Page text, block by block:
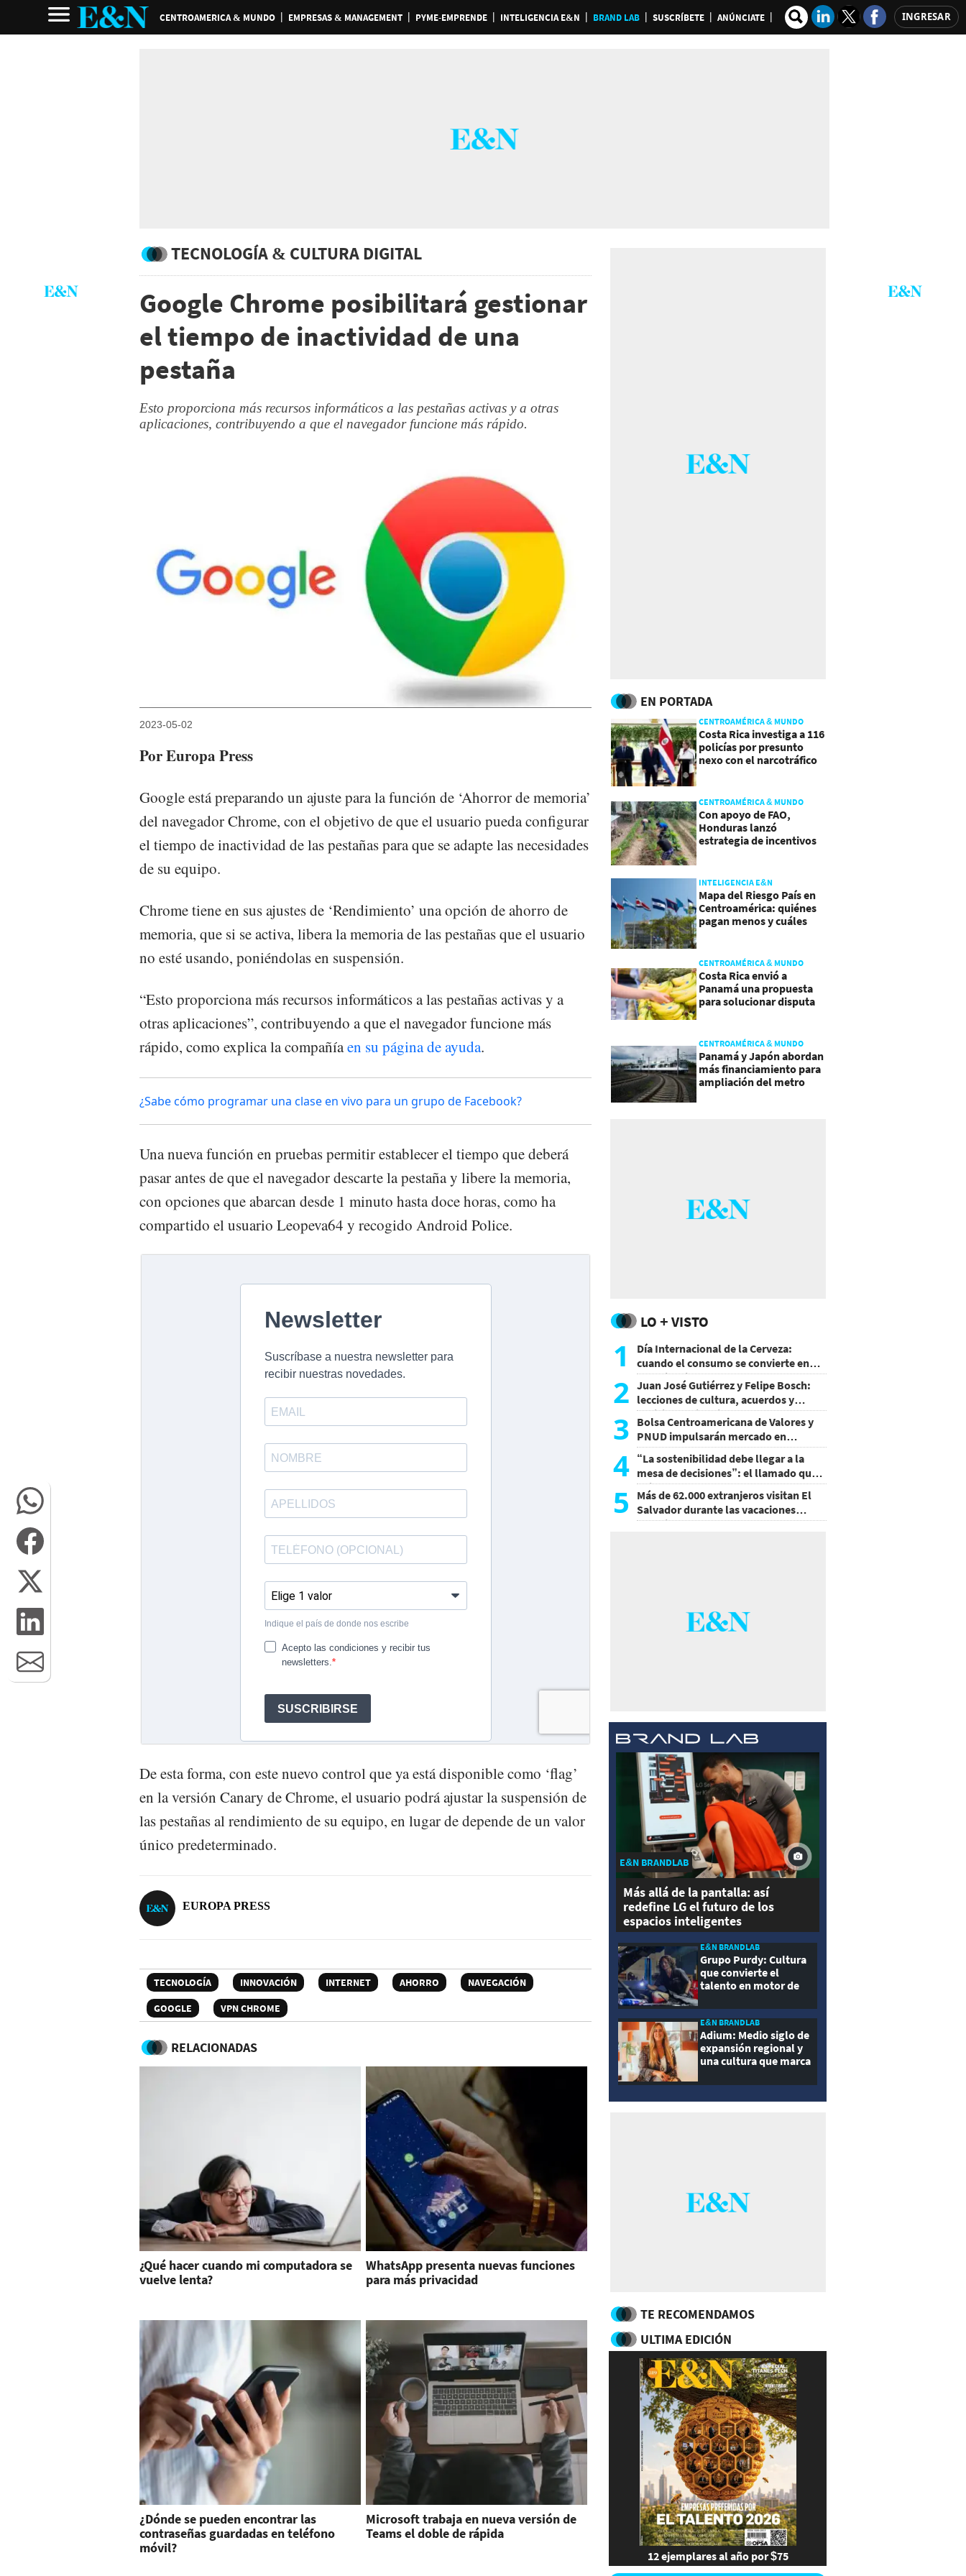
CENTROAMERICA & MUNDO EMPRESAS & MANAGEMENT PYME-EMPRENDE INTELIGENCIA E&N BRAND LAB SUSCRÍBETE ANÚNCIATE INGRESAR
TECNOLOGÍA & CULTURA DIGITAL
Google Chrome posibilitará gestionar
el tiempo de inactividad de una
pestaña
Esto proporciona más recursos informáticos a las pestañas activas y a otras
aplicaciones, contribuyendo a que el navegador funcione más rápido.
2023-05-02
Por Europa Press
Google está preparando un ajuste para la función de ‘Ahorror de memoria’
del navegador Chrome, con el objetivo de que el usuario pueda configurar
el tiempo de inactividad de las pestañas para que se adapte las necesidades
de su equipo.
Chrome tiene en sus ajustes de ‘Rendimiento’ una opción de ahorro de
memoria, que si se activa, libera la memoria de las pestañas que el usuario
no esté usando, poniéndolas en suspensión.
“Esto proporciona más recursos informáticos a las pestañas activas y a
otras aplicaciones”, contribuyendo a que el navegador funcione más
rápido, como explica la compañíaen su página de ayuda.
¿Sabe cómo programar una clase en vivo para un grupo de Facebook?
Una nueva función en pruebas permitir establecer el tiempo que deberá
pasar antes de que el navegador descarte la pestaña y libere la memoria,
con opciones que abarcan desde 1 minuto hasta doce horas, como ha
compartido el usuario Leopeva64 y recogido Android Police.
De esta forma, con este nuevo control que ya está disponible como ‘flag’
en la versión Canary de Chrome, el usuario podrá ajustar la suspensión de
las pestañas al rendimiento de su equipo, en lugar de depende de un valor
único predeterminado.
EUROPA PRESS
TECNOLOGÍA INNOVACIÓN INTERNET AHORRO
NAVEGACIÓN
GOOGLE
VPN CHROME
RELACIONADAS
¿Qué hacer cuando mi computadora se
vuelve lenta?
WhatsApp presenta nuevas funciones
para más privacidad
¿Dónde se pueden encontrar las
contraseñas guardadas en teléfono
móvil?
Microsoft trabaja en nueva versión de
Teams el doble de rápida
EN PORTADA
CENTROAMÉRICA & MUNDO
Costa Rica investiga a 116
policías por presunto
nexo con el narcotráfico
CENTROAMÉRICA & MUNDO
Con apoyo de FAO,
Honduras lanzó
estrategia de incentivos
INTELIGENCIA E&N
Mapa del Riesgo País en
Centroamérica: quiénes
pagan menos y cuáles
CENTROAMÉRICA & MUNDO
Costa Rica envió a
Panamá una propuesta
para solucionar disputa
CENTROAMÉRICA & MUNDO
Panamá y Japón abordan
más financiamiento para
ampliación del metro
LO + VISTO
1
Día Internacional de la Cerveza:
cuando el consumo se convierte en
experiencia
2 Juan José Gutiérrez y Felipe Bosch:
lecciones de cultura, acuerdos y
decisiones sin miedo
3 Bolsa Centroamericana de Valores y
PNUD impulsarán mercado en
Honduras
4 “La sostenibilidad debe llegar a la
mesa de decisiones”: el llamado que
deja CentraRSE
5
Más de 62.000 extranjeros visitan El
Salvador durante las vacaciones
agostinas
E&N BRANDLAB
Más allá de la pantalla: así
redefine LG el futuro de los
espacios inteligentes
E&N BRANDLAB
Grupo Purdy: Cultura
que convierte el
talento en motor de
E&N BRANDLAB
Adium: Medio siglo de
expansión regional y
una cultura que marca
TE RECOMENDAMOS
ULTIMA EDICIÓN
12 ejemplares al año por $75